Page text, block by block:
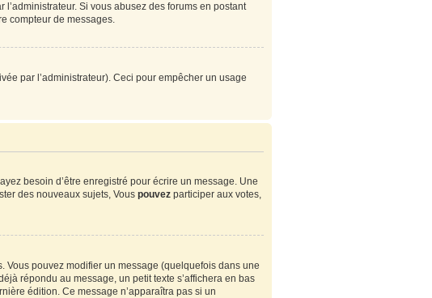
Si vous abusez des forums en postant
compteur de messages.
par l’administrateur). Ceci pour empêcher un usage
besoin d’être enregistré pour écrire un message. Une
des nouveaux sujets, Vous pouvezparticiper aux votes,
Vous pouvez modifier un message (quelquefois dans une
répondu au message, un petit texte s’affichera en bas
édition. Ce message n’apparaîtra pas si un